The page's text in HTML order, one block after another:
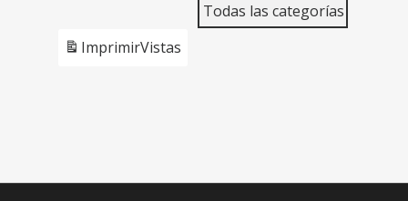
Todas las categorías
ImprimirVistas